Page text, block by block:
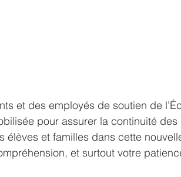
et des employés de soutien de
pour assurer la continuité des
et familles dans cette
et surtout votre